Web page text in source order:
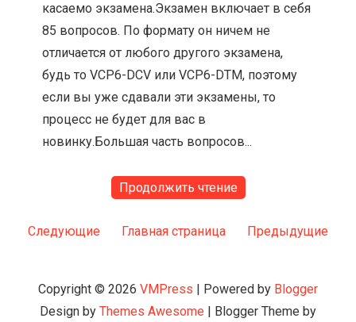
касаемо экзамена.Экзамен включает в себя
85 вопросов. По формату он ничем не
отличается от любого другого экзамена,
будь то VCP6-DCV или VCP6-DTM, поэтому
если вы уже сдавали эти экзамены, то
процесс не будет для вас в
новинку.Большая часть вопросов...
Продолжить чтение
Следующие Предыдущие
Главная страница
Copyright © 2026 VMPress | Powered by Blogger
Design by Themes Awesome | Blogger Theme by